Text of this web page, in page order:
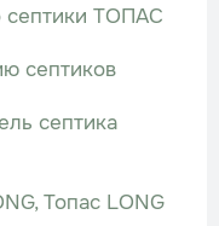
септики ТОПАС
септиков
септика
Топас LONG